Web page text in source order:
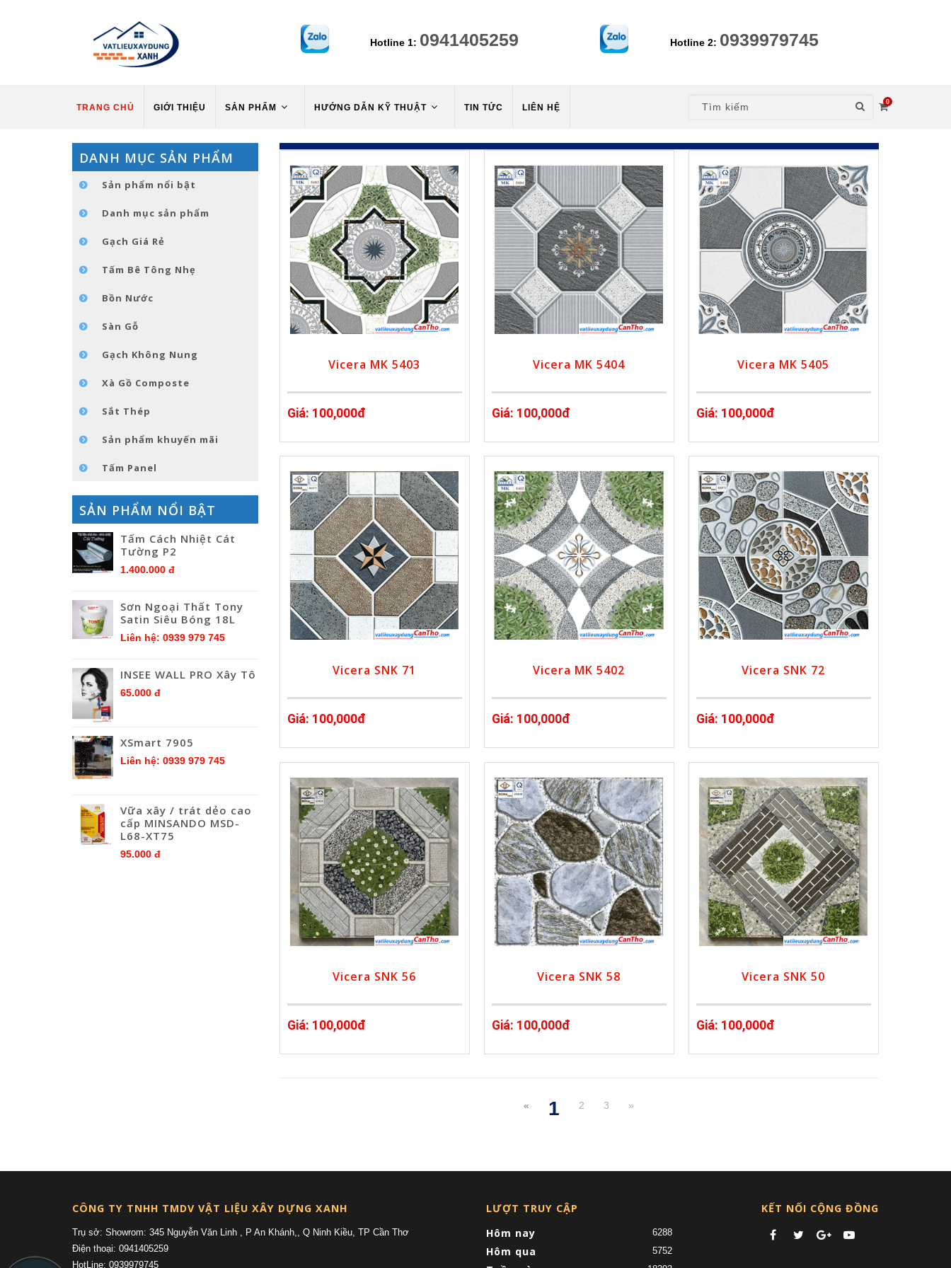
Hotline 1: 0941405259 Hotline 2: 0939979745
TRANG CHỦ GIỚI THIỆU SẢN PHẨM HƯỚNG DẪN KỸ THUẬT TIN TỨC LIÊN HỆ
0
DANH MỤC SẢN PHẨM
Sản phẩm nổi bật
Danh mục sản phẩm
Gạch Giá Rẻ
Tấm Bê Tông Nhẹ
Bồn Nước
Sàn Gỗ
Gạch Không Nung
Xà Gồ Composte
Sắt Thép
Sản phẩm khuyến mãi
Tấm Panel
SẢN PHẨM NỔI BẬT
Tấm Cách Nhiệt Cát
Tường P2
1.400.000 đ
Sơn Ngoại Thất Tony
Satin Siêu Bóng 18L
Liên hệ: 0939 979 745
INSEE WALL PRO Xây Tô
65.000 đ
XSmart 7905
Liên hệ: 0939 979 745
Vữa xây / trát dẻo cao
cấp MINSANDO MSD-
L68-XT75
95.000 đ
Vicera MK 5403
Giá: 100,000đ
Vicera MK 5404
Giá: 100,000đ
Vicera MK 5405
Giá: 100,000đ
Vicera SNK 71
Giá: 100,000đ
Vicera MK 5402
Giá: 100,000đ
Vicera SNK 72
Giá: 100,000đ
Vicera SNK 56
Giá: 100,000đ
Vicera SNK 58
Giá: 100,000đ
Vicera SNK 50
Giá: 100,000đ
«
1
2 3 »
CÔNG TY TNHH TMDV VẬT LIỆU XÂY DỰNG XANH
Trụ sở: Showrom: 345 Nguyễn Văn Linh , P An Khánh,, Q Ninh Kiều, TP Cần Thơ
Điện thoại: 0941405259
HotLine: 0939979745
LƯỢT TRUY CẬP
Hôm nay
6288
Hôm qua 5752
KẾT NỐI CỘNG ĐỒNG